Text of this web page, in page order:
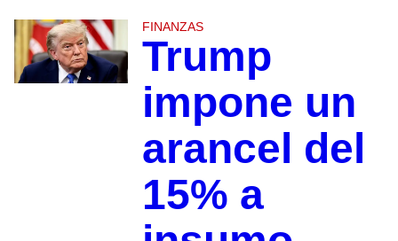
FINANZAS
Trump
impone un
arancel del
15% a